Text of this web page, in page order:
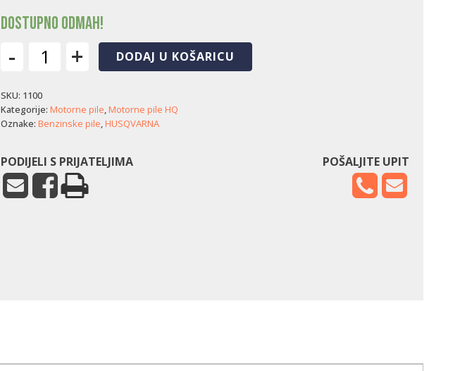
Dostupno odmah!
-
Husqvarna
135
Mark
+ DODAJ U KOŠARICU
SKU: 1100
Kategorije: Motorne pile,Motorne pile HQ
Oznake: Benzinske pile,HUSQVARNA
PODIJELI S PRIJATELJIMA POŠALJITE UPIT